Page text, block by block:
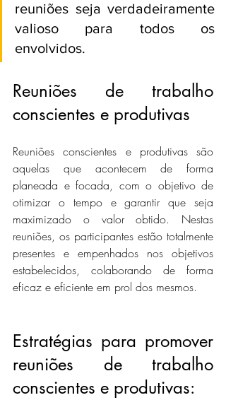
reuniões seja verdadeiramente
valioso para todos os
envolvidos.
Reuniões de trabalho
conscientes e produtivas
Reuniões conscientes e produtivas são
aquelas que acontecem de forma
planeada e focada, com o objetivo de
otimizar o tempo e garantir que seja
maximizado o valor obtido. Nestas
reuniões, os participantes estão totalmente
presentes e empenhados nos objetivos
estabelecidos, colaborando de forma
eficaz e eficiente em prol dos mesmos.
Estratégias para promover
reuniões de trabalho
conscientes e produtivas: